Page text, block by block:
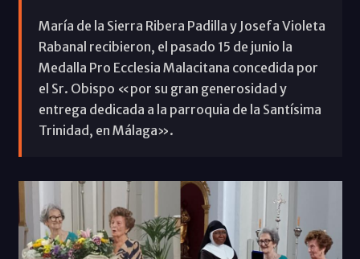
María de la Sierra Ribera Padilla y Josefa Violeta
Rabanal recibieron, el pasado 15 de junio la
Medalla Pro Ecclesia Malacitana concedida por
el Sr. Obispo «por su gran generosidad y
entrega dedicada a la parroquia de la Santísima
Trinidad, en Málaga».